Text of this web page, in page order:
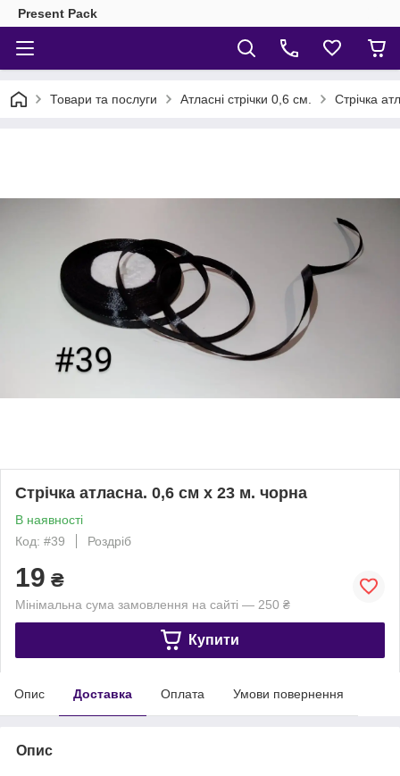
Present Pack
Товари та послуги Атласні стрічки 0,6 см. Стрічка
Стрічка атласна. 0,6 см х 23 м. чорна
В наявності
Код: #39
Роздріб
19 ₴
Мінімальна сума замовлення на сайті — 250 ₴
Купити
Опис Доставка Оплата Умови повернення
Опис